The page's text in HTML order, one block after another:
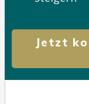
Jetzt